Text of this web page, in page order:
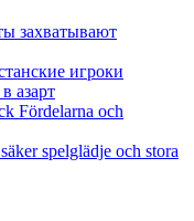
захватывают
игроки
азарт
Fördelarna och
spelglädje och stora